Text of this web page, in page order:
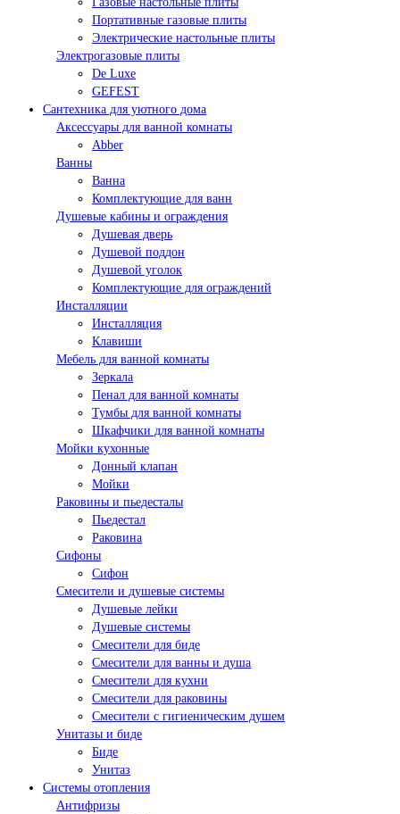
Портативные газовые плиты
Электрические настольные плиты
Электрогазовые плиты
De Luxe
GEFEST
Сантехника для уютного дома
Аксессуары для ванной комнаты
Abber
Ванны
Ванна
Комплектующие для ванн
Душевые кабины и ограждения
Душевая дверь
Душевой поддон
Душевой уголок
Комплектующие для ограждений
Инсталляции
Инсталляция
Клавиши
Мебель для ванной комнаты
Зеркала
Пенал для ванной комнаты
Тумбы для ванной комнаты
Шкафчики для ванной комнаты
Мойки кухонные
Донный клапан
Мойки
Раковины и пьедесталы
Пьедестал
Раковина
Сифоны
Сифон
Смесители и душевые системы
Душевые лейки
Душевые системы
Смесители для биде
Смесители для ванны и душа
Смесители для кухни
Смесители для раковины
Смесители с гигиеническим душем
Унитазы и биде
Биде
Унитаз
Системы отопления
Антифризы